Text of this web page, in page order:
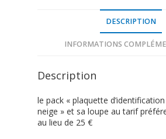
DESCRIPTION
INFORMATIONS
Description
le pack « plaquette
neige » et sa loupe au tarif
au lieu de 25 €